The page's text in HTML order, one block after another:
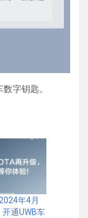
字钥匙。
年4月
开通UWB车